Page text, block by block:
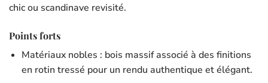
chic ou scandinave revisité.
Points forts
Matériaux nobles : bois massif associé à des finitions
en rotin tressé pour un rendu authentique et élégant.